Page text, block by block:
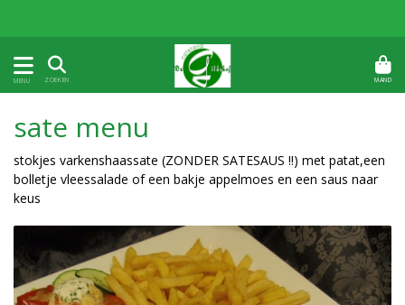
MENU ZOEKEN MAND
sate menu
stokjes varkenshaassate (ZONDER SATESAUS !!) met patat,een
bolletje vleessalade of een bakje appelmoes en een saus naar
keus